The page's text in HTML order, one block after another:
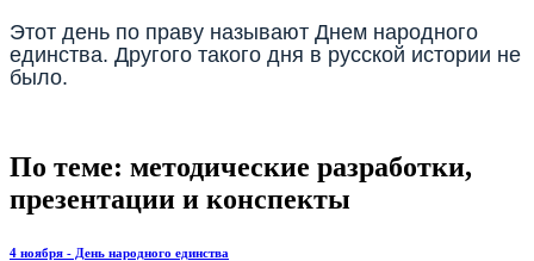
Этот день по праву называют Днем народного
единства. Другого такого дня в русской истории не
было.
По теме: методические разработки,
презентации и конспекты
4 ноября - День народного единства